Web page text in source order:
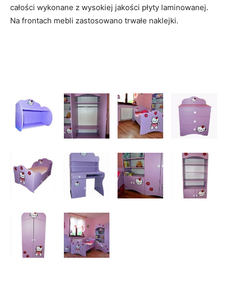
całości wykonane z wysokiej jakości płyty laminowanej.
Na frontach mebli zastosowano trwałe naklejki.